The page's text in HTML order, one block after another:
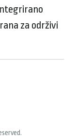
za održivi